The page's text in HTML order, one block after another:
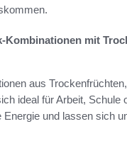
Kombinationen mit
aus
ideal für Arbeit, Schule
Energie und lassen sich